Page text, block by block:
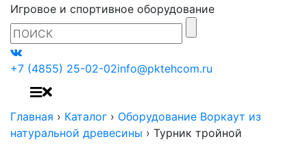
Игровое и спортивное оборудование
+7 (4855) 25-02-02info@pktehcom.ru
Главная › Каталог › Оборудование Воркаут из
натуральной древесины › Турник тройной